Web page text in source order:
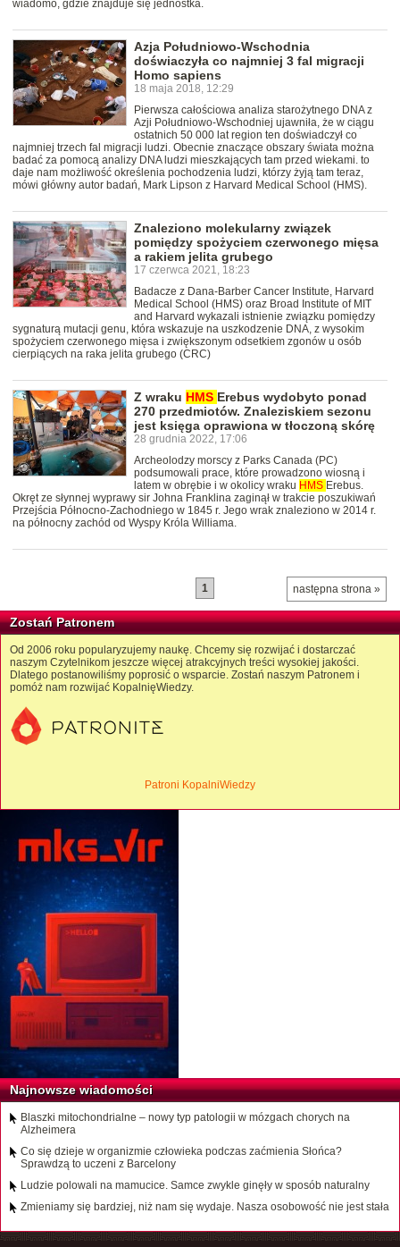
wiadomo, gdzie znajduje się jednostka.
Azja Południowo-Wschodnia
doświaczyła co najmniej 3 fal migracji
Homo sapiens
18 maja 2018, 12:29
Pierwsza całościowa analiza starożytnego DNA z
Azji Południowo-Wschodniej ujawniła, że w ciągu
ostatnich 50 000 lat region ten doświadczył co
najmniej trzech fal migracji ludzi. Obecnie znaczące obszary świata można
badać za pomocą analizy DNA ludzi mieszkających tam przed wiekami. to
daje nam możliwość określenia pochodzenia ludzi, którzy żyją tam teraz,
mówi główny autor badań, Mark Lipson z Harvard Medical School (HMS).
Znaleziono molekularny związek
pomiędzy spożyciem czerwonego mięsa
a rakiem jelita grubego
17 czerwca 2021, 18:23
Badacze z Dana-Barber Cancer Institute, Harvard
Medical School (HMS) oraz Broad Institute of MIT
and Harvard wykazali istnienie związku pomiędzy
sygnaturą mutacji genu, która wskazuje na uszkodzenie DNA, z wysokim
spożyciem czerwonego mięsa i zwiększonym odsetkiem zgonów u osób
cierpiących na raka jelita grubego (CRC)
Z wraku HMS Erebus wydobyto ponad
270 przedmiotów. Znaleziskiem sezonu
jest księga oprawiona w tłoczoną skórę
28 grudnia 2022, 17:06
Archeolodzy morscy z Parks Canada (PC)
podsumowali prace, które prowadzono wiosną i
latem w obrębie i w okolicy wraku HMS Erebus.
Okręt ze słynnej wyprawy sir Johna Franklina zaginął w trakcie poszukiwań
Przejścia Północno-Zachodniego w 1845 r. Jego wrak znaleziono w 2014 r.
na północny zachód od Wyspy Króla Williama.
następna strona »
1
Zostań Patronem
Od 2006 roku popularyzujemy naukę. Chcemy się rozwijać i dostarczać
naszym Czytelnikom jeszcze więcej atrakcyjnych treści wysokiej jakości.
Dlatego postanowiliśmy poprosić o wsparcie. Zostań naszym Patronem i
pomóż nam rozwijać KopalnięWiedzy.
Patroni KopalniWiedzy
Najnowsze wiadomości
Blaszki mitochondrialne – nowy typ patologii w mózgach chorych na
Alzheimera
Co się dzieje w organizmie człowieka podczas zaćmienia Słońca?
Sprawdzą to uczeni z Barcelony
Ludzie polowali na mamucice. Samce zwykle ginęły w sposób naturalny
Zmieniamy się bardziej, niż nam się wydaje. Nasza osobowość nie jest stała